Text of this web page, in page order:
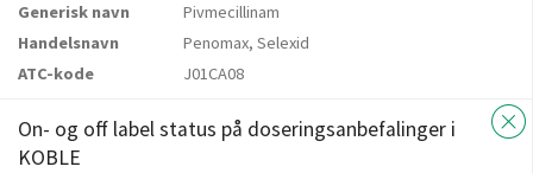
Generisk navn
Pivmecillinam
Handelsnavn
Penomax, Selexid
ATC-kode
J01CA08
On- og off label status på doseringsanbefalinger i
KOBLE